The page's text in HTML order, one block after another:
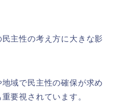
主性の考え方に大きな影
域で民主性の確保が求め
要視されています。